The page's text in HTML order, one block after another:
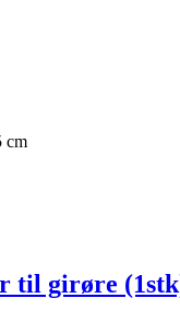
cm
til girøre